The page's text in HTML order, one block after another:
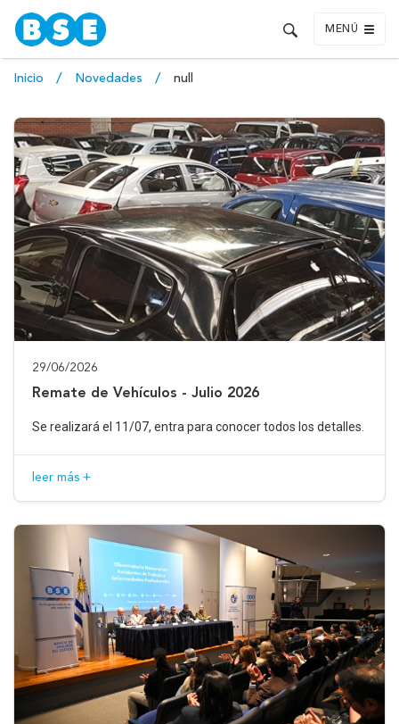
MENÚ
Inicio Novedades null
29/06/2026
Remate de Vehículos - Julio 2026
Se realizará el 11/07, entra para conocer todos los detalles.
leer más +